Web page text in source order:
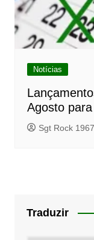
Notícias
Agosto
Sgt Rock 1967
Traduzir